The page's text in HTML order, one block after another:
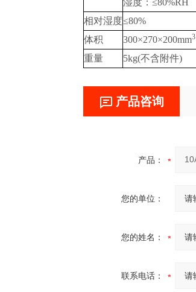
湿度：≤80%RH
相对湿度≤80%
体积
300×270×200mm3
重量 5kg(不含附件)
产品咨询
产品：
您的单位：
您的姓名：
联系电话：